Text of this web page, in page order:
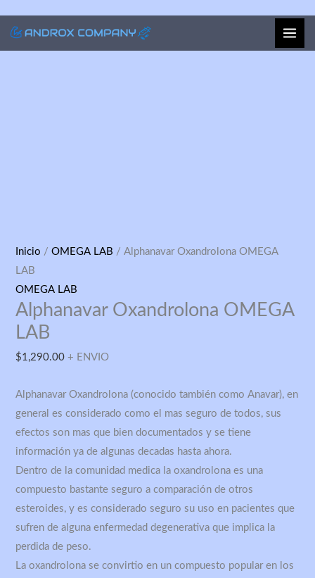
Inicio /OMEGA LAB / Alphanavar Oxandrolona OMEGA
LAB
OMEGA LAB
Alphanavar Oxandrolona OMEGA
LAB
$1,290.00 + ENVIO
Alphanavar Oxandrolona (conocido también como Anavar), en
general es considerado como el mas seguro de todos, sus
efectos son mas que bien documentados y se tiene
información ya de algunas decadas hasta ahora.
Dentro de la comunidad medica la oxandrolona es una
compuesto bastante seguro a comparación de otros
esteroides, y es considerado seguro su uso en pacientes que
sufren de alguna enfermedad degenerativa que implica la
perdida de peso.
La oxandrolona se convirtio en un compuesto popular en los
Alphanavar
Oxandrolona
OMEGA
LAB
cantidad